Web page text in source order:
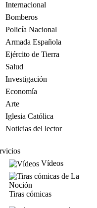
Internacional
Bomberos
Policía Nacional
Armada Española
Ejército de Tierra
Salud
Investigación
Economía
Arte
Iglesia Católica
Noticias del lector
Vídeos
Tiras cómicas